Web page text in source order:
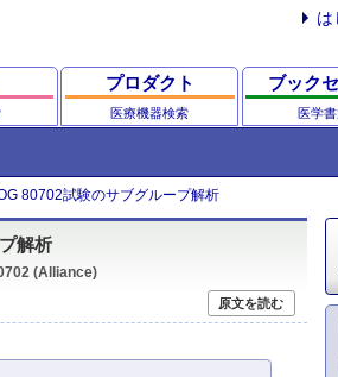
は
プロダクト
医療機器検索
ブック
医学
80702試験のサブグループ解析
解析
(Alliance)
原文を読む